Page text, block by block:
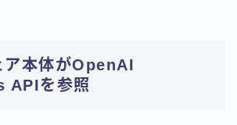
本体がOpenAI
を参照